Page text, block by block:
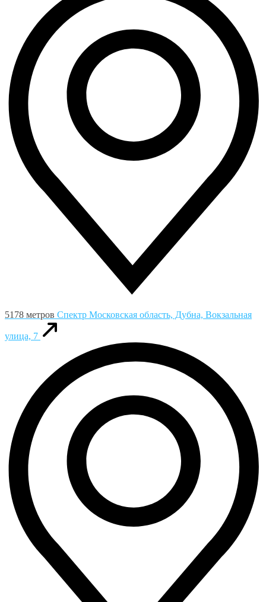
5178 метров Спектр Московская область, Дубна, Вокзальная
улица, 7